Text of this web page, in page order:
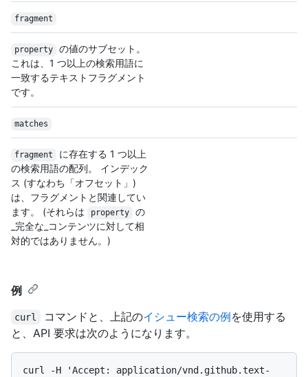
fragment
property
の値のサブセット。
これは、1 つ以上の検索用語に
一致するテキストフラグメント
です。
matches
fragment
に存在する 1 つ以上
の検索用語の配列。 インデック
ス (すなわち「オフセット」)
は、フラグメントと関連してい
ます。 (それらは
property
の
_完全な_コンテンツに対して相
対的ではありません。)
例
curl コマンドと、上記のイシュー検索の例を使用する
と、API 要求は次のようになります。
curl -H 'Accept: application/vnd.github.text-